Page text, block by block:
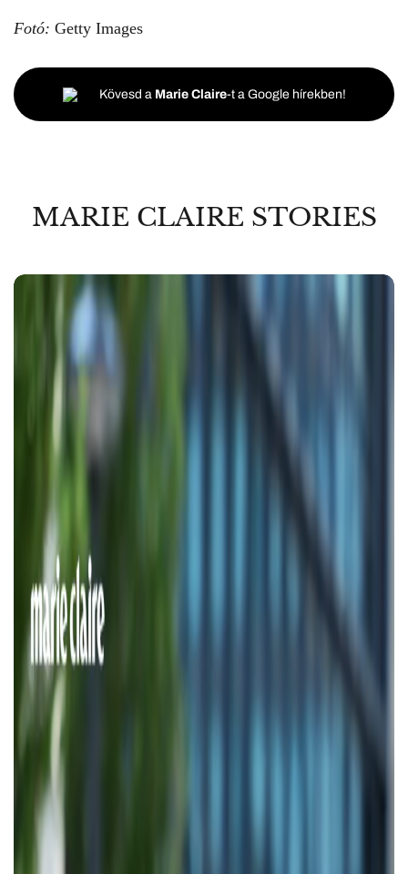
Fotó: Getty Images
Kövesd a Marie Claire-t a Google hírekben!
MARIE CLAIRE STORIES